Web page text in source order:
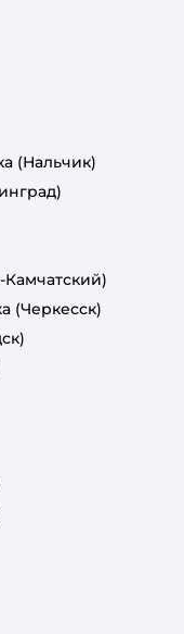
(Нальчик)
(Черкесск)